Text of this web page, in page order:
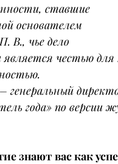
ставшие
основателем
В., чье дело
честью для
генеральный
года» по версии
знают вас как